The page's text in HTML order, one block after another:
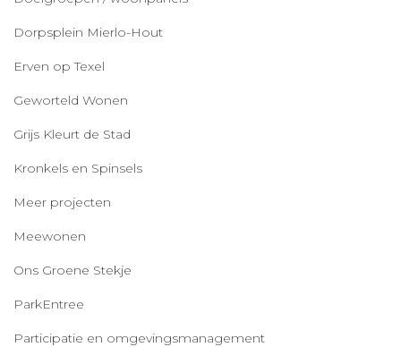
Dorpsplein Mierlo-Hout
Erven op Texel
Geworteld Wonen
Grijs Kleurt de Stad
Kronkels en Spinsels
Meer projecten
Meewonen
Ons Groene Stekje
ParkEntree
Participatie en omgevingsmanagement